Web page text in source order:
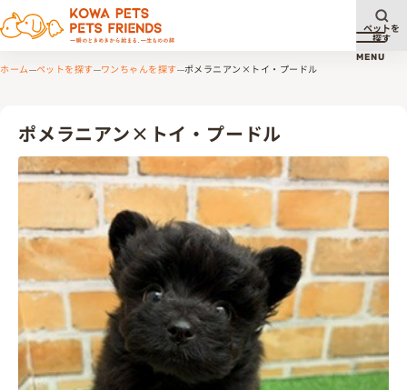
メニ
MENU
ペットを
探す
ホーム ペットを探す ワンちゃんを探す ポメラニアン×トイ・プードル
ポメラニアン×トイ・プードル